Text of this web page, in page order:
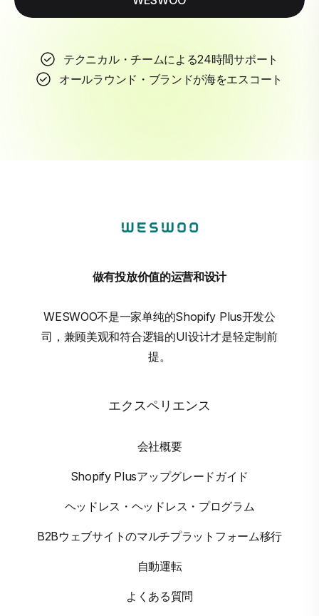
テクニカル・チームによる24時間サポート
オールラウンド・ブランドが海をエスコート
做有投放价值的运营和设计
WESWOO不是一家单纯的Shopify Plus开发公
司，兼顾美观和符合逻辑的UI设计才是轻定制前
提。
エクスペリエンス
会社概要
Shopify Plusアップグレードガイド
ヘッドレス・ヘッドレス・プログラム
B2Bウェブサイトのマルチプラットフォーム移行
自動運転
よくある質問